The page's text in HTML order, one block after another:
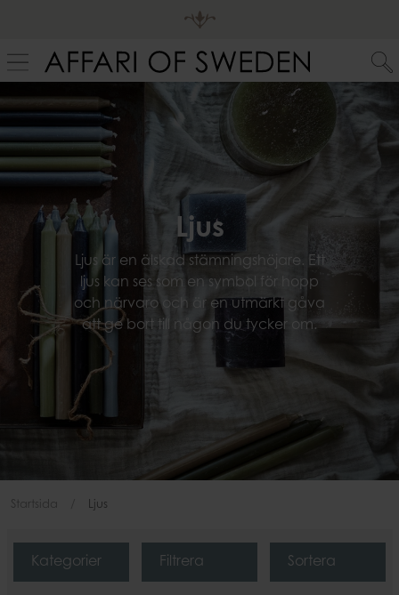
Ljus
Ljus är en älskad stämningshöjare. Ett
ljus kan ses som en symbol för hopp
och närvaro och är en utmärkt gåva
att ge bort till någon du tycker om.
Startsida Ljus
Kategorier Filtrera Sortera